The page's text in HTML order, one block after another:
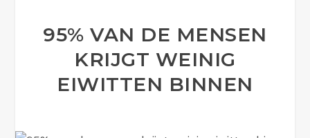
95% VAN DE MENSEN
KRIJGT WEINIG
EIWITTEN BINNEN